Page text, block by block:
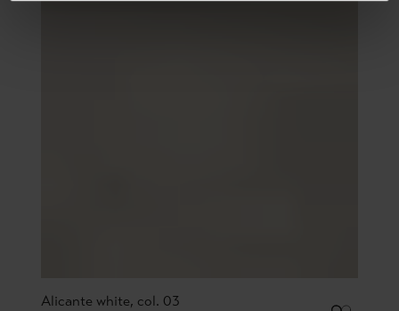
Alicante white, col. 03